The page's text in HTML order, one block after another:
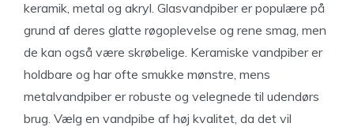
keramik, metal og akryl. Glasvandpiber er populære på
grund af deres glatte røgoplevelse og rene smag, men
de kan også være skrøbelige. Keramiske vandpiber er
holdbare og har ofte smukke mønstre, mens
metalvandpiber er robuste og velegnede til udendørs
brug. Vælg en vandpibe af høj kvalitet, da det vil